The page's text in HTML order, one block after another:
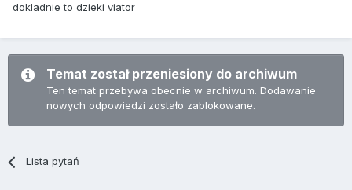
dokladnie to dzieki viator
Temat został przeniesiony do archiwum
Ten temat przebywa obecnie w archiwum. Dodawanie
nowych odpowiedzi zostało zablokowane.
Lista pytań